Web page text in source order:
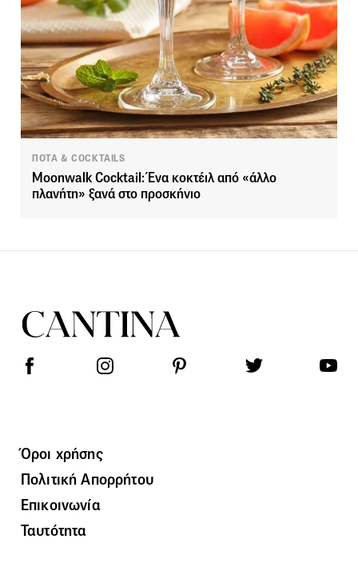
ΠΟΤΑ & COCKTAILS
Moonwalk Cocktail: Ένα κοκτέιλ από «άλλο
πλανήτη» ξανά στο προσκήνιο
Όροι χρήσης
Πολιτική Απορρήτου
Επικοινωνία
Ταυτότητα